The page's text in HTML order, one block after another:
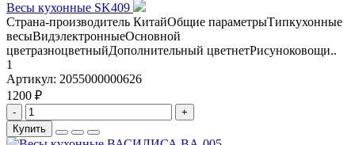
Весы кухонные SK409
Страна-производитель КитайОбщие параметрыТипкухонные
весыВидэлектронныеОсновной
цветразноцветныйДополнительный цветнетРисуноковощи..
1
Артикул: 2055000000626
1200 ₽
-
+
Купить